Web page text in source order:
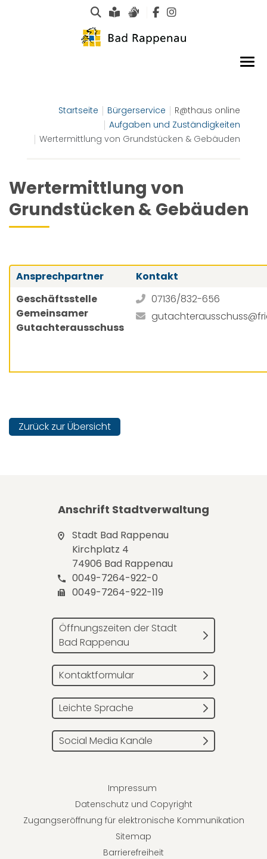
Suche
Leichte Sprache
Gebärdensprachen
Startseite Bürgerservice
R@thaus online
Aufgaben und Zuständigkeiten
Wertermittlung von Grundstücken & Gebäuden
Wertermittlung von
Grundstücken & Gebäuden
Ansprechpartner
Kontakt
Geschäftsstelle
Gemeinsamer
Gutachterausschuss
07136/832-656
Zurück zur Übersicht
Anschrift Stadtverwaltung
Stadt Bad Rappenau
Kirchplatz 4
74906 Bad Rappenau
0049-7264-922-0
0049-7264-922-119
Öffnungszeiten der Stadt
Bad Rappenau
Kontaktformular
Leichte Sprache
Social Media Kanäle
Impressum
Datenschutz und Copyright
Zugangseröffnung für elektronische Kommunikation
Sitemap
Barrierefreiheit